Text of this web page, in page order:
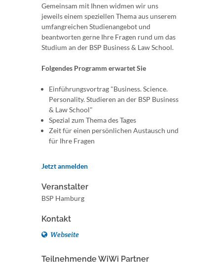
Gemeinsam mit Ihnen widmen wir uns
jeweils einem speziellen Thema aus unserem
umfangreichen Studienangebot und
beantworten gerne Ihre Fragen rund um das
Studium an der BSP Business & Law School.
Folgendes Programm erwartet Sie
Einführungsvortrag "Business. Science.
Personality. Studieren an der BSP Business
& Law School"
Spezial zum Thema des Tages
Zeit für einen persönlichen Austausch und
für Ihre Fragen
Jetzt anmelden
Veranstalter
BSP Hamburg
Kontakt
Webseite
Teilnehmende WiWi Partner